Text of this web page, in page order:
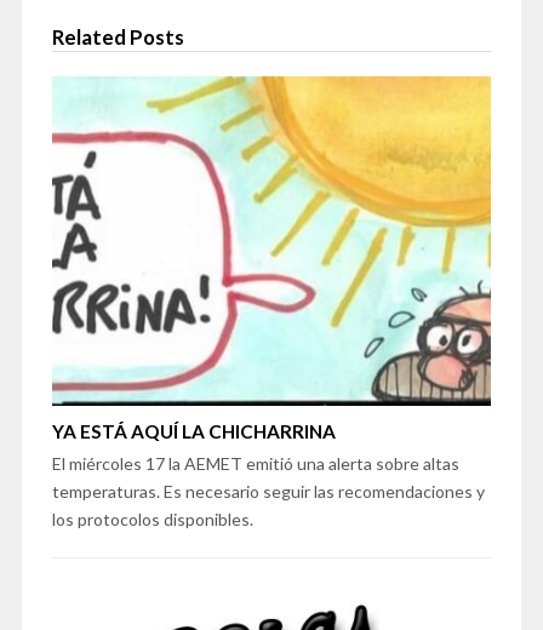
Related Posts
YA ESTÁ AQUÍ LA CHICHARRINA
El miércoles 17 la AEMET emitió una alerta sobre altas
temperaturas. Es necesario seguir las recomendaciones y
los protocolos disponibles.